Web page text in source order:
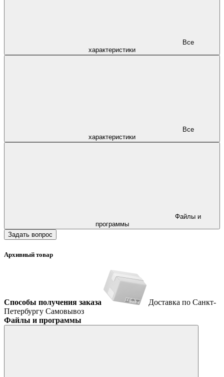
характеристики
характеристики
программы
Задать вопрос
Архивный товар
Способы получения заказа
Доставка по Санкт-
Петербургу Самовывоз
Файлы и программы